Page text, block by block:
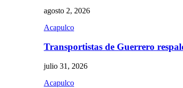
agosto 2, 2026
Acapulco
Transportistas de Guerrero
julio 31, 2026
Acapulco